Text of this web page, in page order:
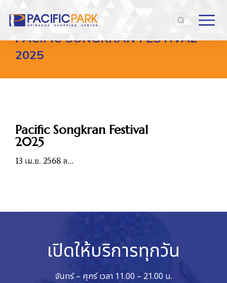
You are here:
Home Entries tagged with "Pacific Songkran Festival 2025"
PACIFIC SONGKRAN FESTIVAL
2025
Pacific Songkran Festival
2025
13 เม.ย. 2568 ล…
เปิดให้บริการทุกวัน
จันทร์ – ศุกร์ เวลา 11.00 – 21.00 น.